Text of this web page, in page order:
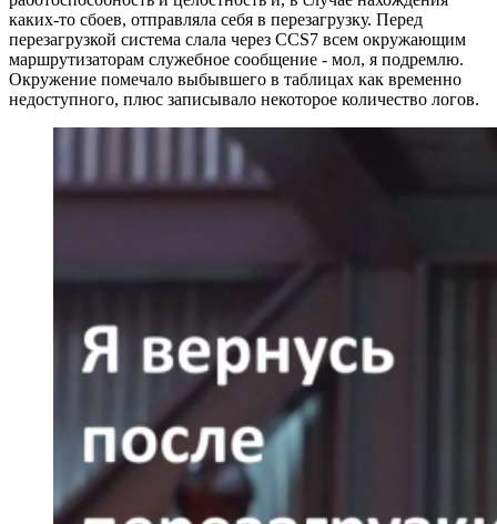
каких-то сбоев, отправляла себя в перезагрузку. Перед
перезагрузкой система слала через CCS7 всем окружающим
маршрутизаторам служебное сообщение - мол, я подремлю.
Окружение помечало выбывшего в таблицах как временно
недоступного, плюс записывало некоторое количество логов.